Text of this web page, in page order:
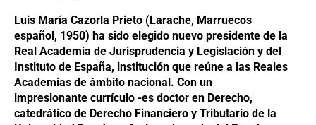
Luis María Cazorla Prieto (Larache, Marruecos
español, 1950) ha sido elegido nuevo presidente de la
Real Academia de Jurisprudencia y Legislación y del
Instituto de España, institución que reúne a las Reales
Academias de ámbito nacional. Con un
impresionante currículo -es doctor en Derecho,
catedrático de Derecho Financiero y Tributario de la